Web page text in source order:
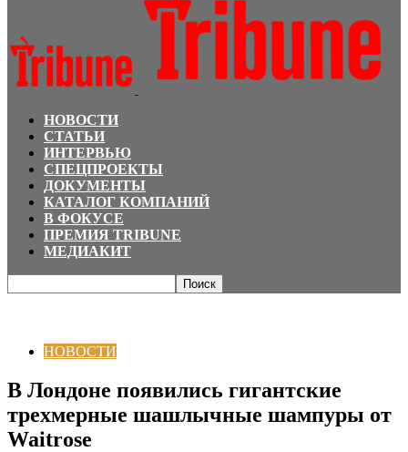
НОВОСТИ
СТАТЬИ
ИНТЕРВЬЮ
СПЕЦПРОЕКТЫ
ДОКУМЕНТЫ
КАТАЛОГ КОМПАНИЙ
В ФОКУСЕ
ПРЕМИЯ TRIBUNE
МЕДИАКИТ
НОВОСТИ
В Лондоне появились гигантские
трехмерные шашлычные шампуры от
Waitrose